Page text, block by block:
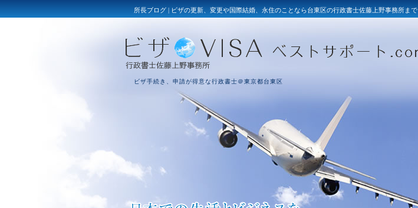
所長ブログ | ビザの更新、変更や国際結婚、永住のことなら台東区の行政書士佐藤上野事務所まで
ビザ手続き、申請が得意な行政書士＠東京都台東区